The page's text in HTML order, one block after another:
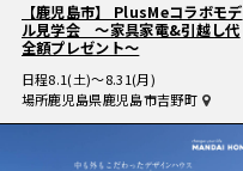
【鹿児島市】 PlusMeコラボモデ
ル見学会 〜家具家電&引越し代
全額プレゼント〜
日程8.1(土)〜8.31(月)
場所鹿児島県鹿児島市吉野町